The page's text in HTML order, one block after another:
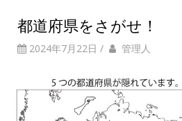
都道府県をさがせ！
2024年7月22日 / 管理人